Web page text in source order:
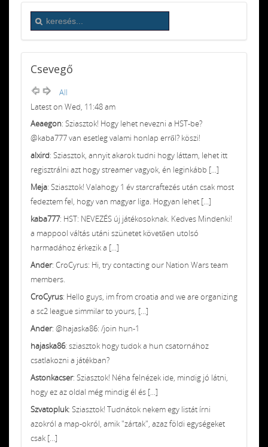
Csevegő
All
Latest on Wed, 11:48 am
Aeaegon: Sziasztok! Hogy lehet nevezni a HST-be?
@kaba777 van esetleg valami honlap erről? köszi!
alxird: Sziasztok, annyit akarok tudni hogy láttam, lehet itt
regisztrálni azt hogy streamer vagyok, én leginkább [...]
Meja: Sziasztok! Valahogy 1 év starcraftezés után csak most
fedeztem fel, hogy van magyar liga. Hogyan lehet [...]
kaba777: HST: NEVEZÉS új játékosoknak. Kedves Mindenki!
a mappool váltás utáni szünetet követően utolsó
harmadához érkezik a [...]
Ander: CroCyrus: Hi, try contacting our Nation Wars team
members.
CroCyrus: Hello guys, im from croatia and we are organizing
a sc2 league simmilar to yours, [...]
Ander: @hajaska86: /join hun-1
hajaska86: sziasztok hogy tudok a hun csatornához
csatlakozni a játékban?
Astonkacser: Sziasztok! Néha felnézek ide, mindig jó látni,
hogy ez az oldal még mindig él és [...]
Szvatopluk: Sziasztok! Tudnátok nekem egy listát írni
azokról a map-okról, amik "zártak", azaz földi egységeket
csak [...]